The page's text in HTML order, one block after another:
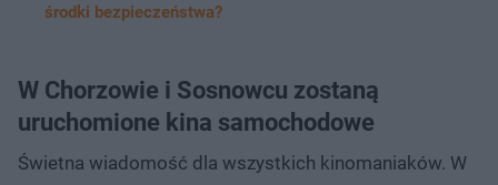
środki bezpieczeństwa?
W Chorzowie i Sosnowcu zostaną
uruchomione kina samochodowe
Świetna wiadomość dla wszystkich kinomaniaków. W